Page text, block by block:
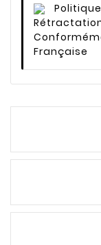
Française